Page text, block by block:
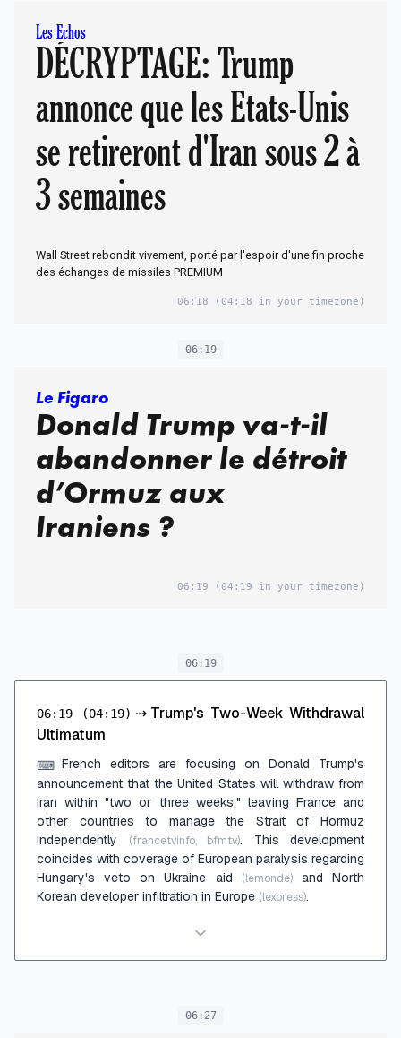
Les Echos
DÉCRYPTAGE: Trump
annonce que les Etats-Unis
se retireront d'Iran sous 2 à
3 semaines
Wall Street rebondit vivement, porté par l'espoir d'une fin proche
des échanges de missiles PREMIUM
06:18 (04:18 in your timezone)
06:19
Le Figaro
Donald Trump va-t-il
abandonner le détroit
d’Ormuz aux
Iraniens ?
06:19 (04:19 in your timezone)
06:19
06:19 (04:19) ⇢ Trump's Two-Week Withdrawal
Ultimatum
⌨ French editors are focusing on Donald Trump's
announcement that the United States will withdraw from
Iran within "two or three weeks," leaving France and
other countries to manage the Strait of Hormuz
independently
(francetvinfo, bfmtv). This development
coincides with coverage of European paralysis regarding
Hungary's veto on Ukraine aid
(lemonde)and North
Korean developer infiltration in Europe (lexpress).
06:27